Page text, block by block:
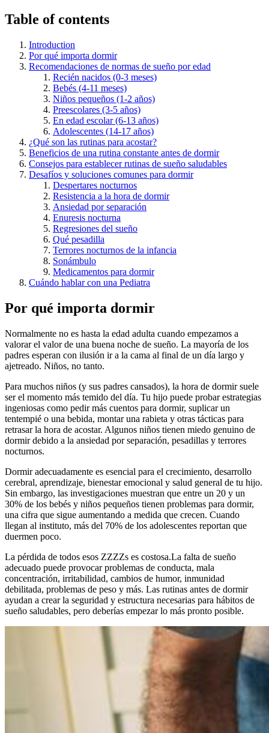
Table of contents
Introduction
Por qué importa dormir
Recomendaciones de normas de sueño por edad
Recién nacidos (0-3 meses)
Bebés (4-11 meses)
Niños pequeños (1-2 años)
Preescolares (3-5 años)
En edad escolar (6-13 años)
Adolescentes (14-17 años)
¿Qué son las rutinas para acostar?
Beneficios de una rutina constante antes de dormir
Consejos para establecer rutinas de sueño saludables
Desafíos y soluciones comunes para dormir
Despertares nocturnos
Resistencia a la hora de dormir
Ansiedad por separación
Enuresis nocturna
Regresiones del sueño
Qué pesadilla
Terrores nocturnos de la infancia
Sonámbulo
Medicamentos para dormir
Cuándo hablar con una Pediatra
Por qué importa dormir
Normalmente no es hasta la edad adulta cuando empezamos a
valorar el valor de una buena noche de sueño. La mayoría de los
padres esperan con ilusión ir a la cama al final de un día largo y
ajetreado. Niños, no tanto.
Para muchos niños (y sus padres cansados), la hora de dormir suele
ser el momento más temido del día. Tu hijo puede probar estrategias
ingeniosas como pedir más cuentos para dormir, suplicar un
tentempié o una bebida, montar una rabieta y otras tácticas para
retrasar la hora de acostar. Algunos niños tienen miedo genuino de
dormir debido a la ansiedad por separación, pesadillas y terrores
nocturnos.
Dormir adecuadamente es esencial para el crecimiento, desarrollo
cerebral, aprendizaje, bienestar emocional y salud general de tu hijo.
Sin embargo, las investigaciones muestran que entre un 20 y un
30% de los bebés y niños pequeños tienen problemas para dormir,
una cifra que sigue aumentando a medida que crecen. Cuando
llegan al instituto, más del 70% de los adolescentes reportan que
duermen poco.
La pérdida de todos esos ZZZZs es costosa.La falta de sueño
adecuado puede provocar problemas de conducta, mala
concentración, irritabilidad, cambios de humor, inmunidad
debilitada, problemas de peso y más. Las rutinas antes de dormir
ayudan a crear la seguridad y estructura necesarias para hábitos de
sueño saludables, pero deberías empezar lo más pronto posible.